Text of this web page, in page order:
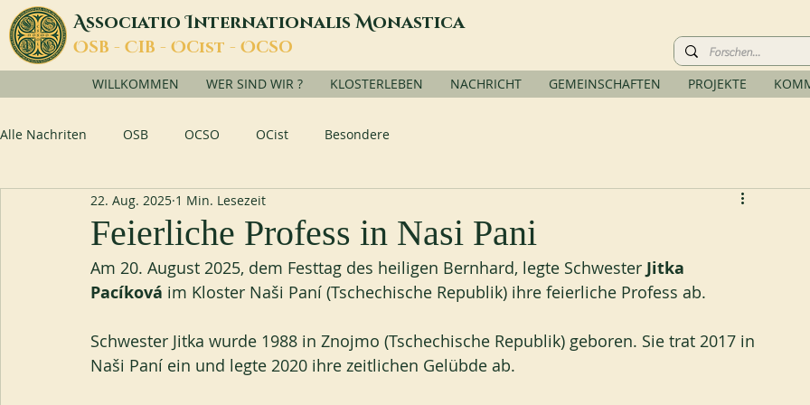
AssociatioInternationalisMonastica
OSB - CIB - OCist - OCSO
WILLKOMMEN WER SIND WIR ? KLOSTERLEBEN NACHRICHT GEMEINSCHAFTEN PROJEKTE
Alle Nachriten OSB OCSO OCist Besondere
Feierliche Profess in Nasi Pani
22. Aug. 2025 1 Min. Lesezeit
Am 20. August 2025, dem Festtag des heiligen Bernhard, legte Schwester Jitka
Pacíková im Kloster Naši Paní (Tschechische Republik) ihre feierliche Profess ab.
Schwester Jitka wurde 1988 in Znojmo (Tschechische Republik) geboren. Sie trat 2017 in
Naši Paní ein und legte 2020 ihre zeitlichen Gelübde ab.